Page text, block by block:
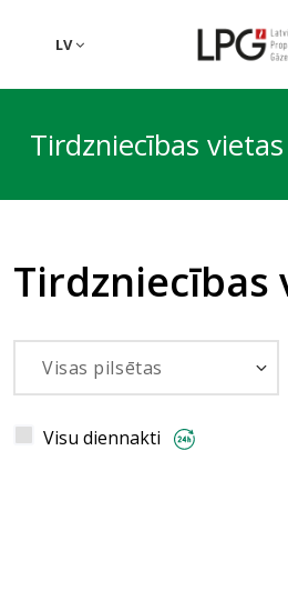
LV
Tirdzniecības vietas
Tirdzniecības
Visu diennakti